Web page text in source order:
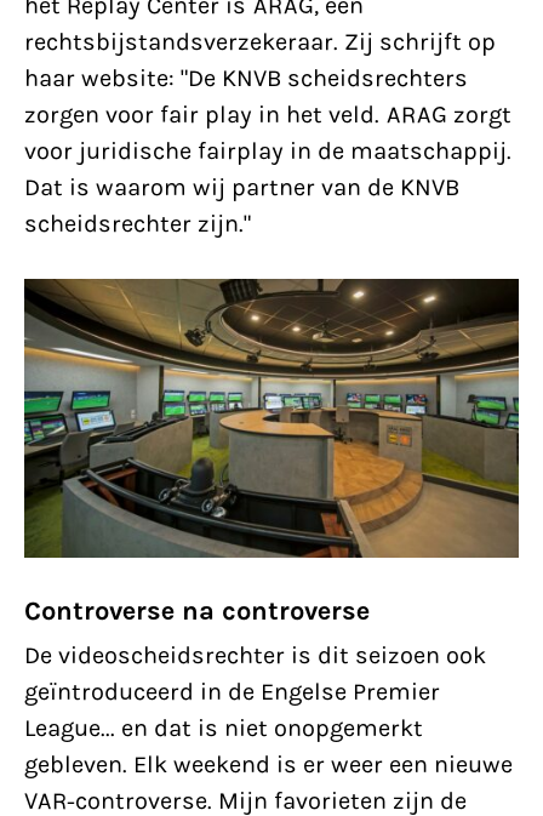
rechtsbijstandsverzekeraar. Zij schrijft op
haar website: "De KNVB scheidsrechters
zorgen voor fair play in het veld. ARAG zorgt
voor juridische fairplay in de maatschappij.
Dat is waarom wij partner van de KNVB
scheidsrechter zijn."
Controverse na controverse
De videoscheidsrechter is dit seizoen ook
geïntroduceerd in de Engelse Premier
League... en dat is niet onopgemerkt
gebleven. Elk weekend is er weer een nieuwe
VAR-controverse. Mijn favorieten zijn de